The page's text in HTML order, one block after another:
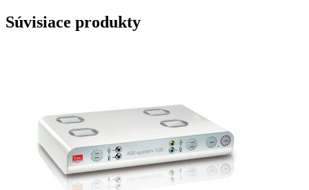
Súvisiace produkty